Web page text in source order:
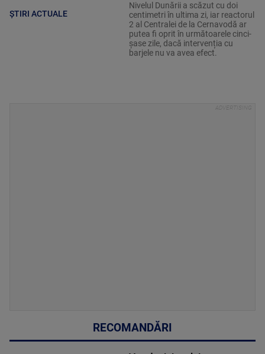
ȘTIRI ACTUALE
Nivelul Dunării a scăzut cu doi
centimetri în ultima zi, iar reactorul
2 al Centralei de la Cernavodă ar
putea fi oprit în următoarele cinci-
șase zile, dacă intervenția cu
barjele nu va avea efect.
RECOMANDĂRI